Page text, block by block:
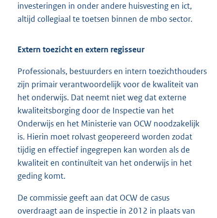
investeringen in onder andere huisvesting en ict,
altijd collegiaal te toetsen binnen de mbo sector.
Extern toezicht en extern regisseur
Professionals, bestuurders en intern toezichthouders
zijn primair verantwoordelijk voor de kwaliteit van
het onderwijs. Dat neemt niet weg dat externe
kwaliteitsborging door de Inspectie van het
Onderwijs en het Ministerie van OCW noodzakelijk
is. Hierin moet rolvast geopereerd worden zodat
tijdig en effectief ingegrepen kan worden als de
kwaliteit en continuïteit van het onderwijs in het
geding komt.
De commissie geeft aan dat OCW de casus
overdraagt aan de inspectie in 2012 in plaats van